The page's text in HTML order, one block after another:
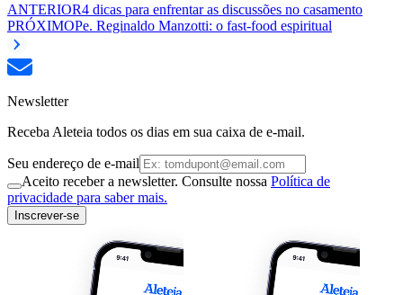
ANTERIOR4 dicas para enfrentar as discussões no casamento
PRÓXIMOPe. Reginaldo Manzotti: o fast-food espiritual
Newsletter
Receba Aleteia todos os dias em sua caixa de e-mail.
Seu endereço de e-mail
Aceito receber a newsletter. Consulte nossa Política de
privacidade para saber mais.
Inscrever-se